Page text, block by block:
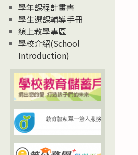
學年課程計畫書
學生選課輔導手冊
線上教學專區
學校介紹(School
Introduction)